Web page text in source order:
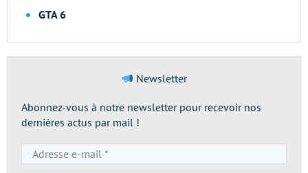
GTA 6
Newsletter
Abonnez-vous à notre newsletter pour recevoir nos
dernières actus par mail !
e-